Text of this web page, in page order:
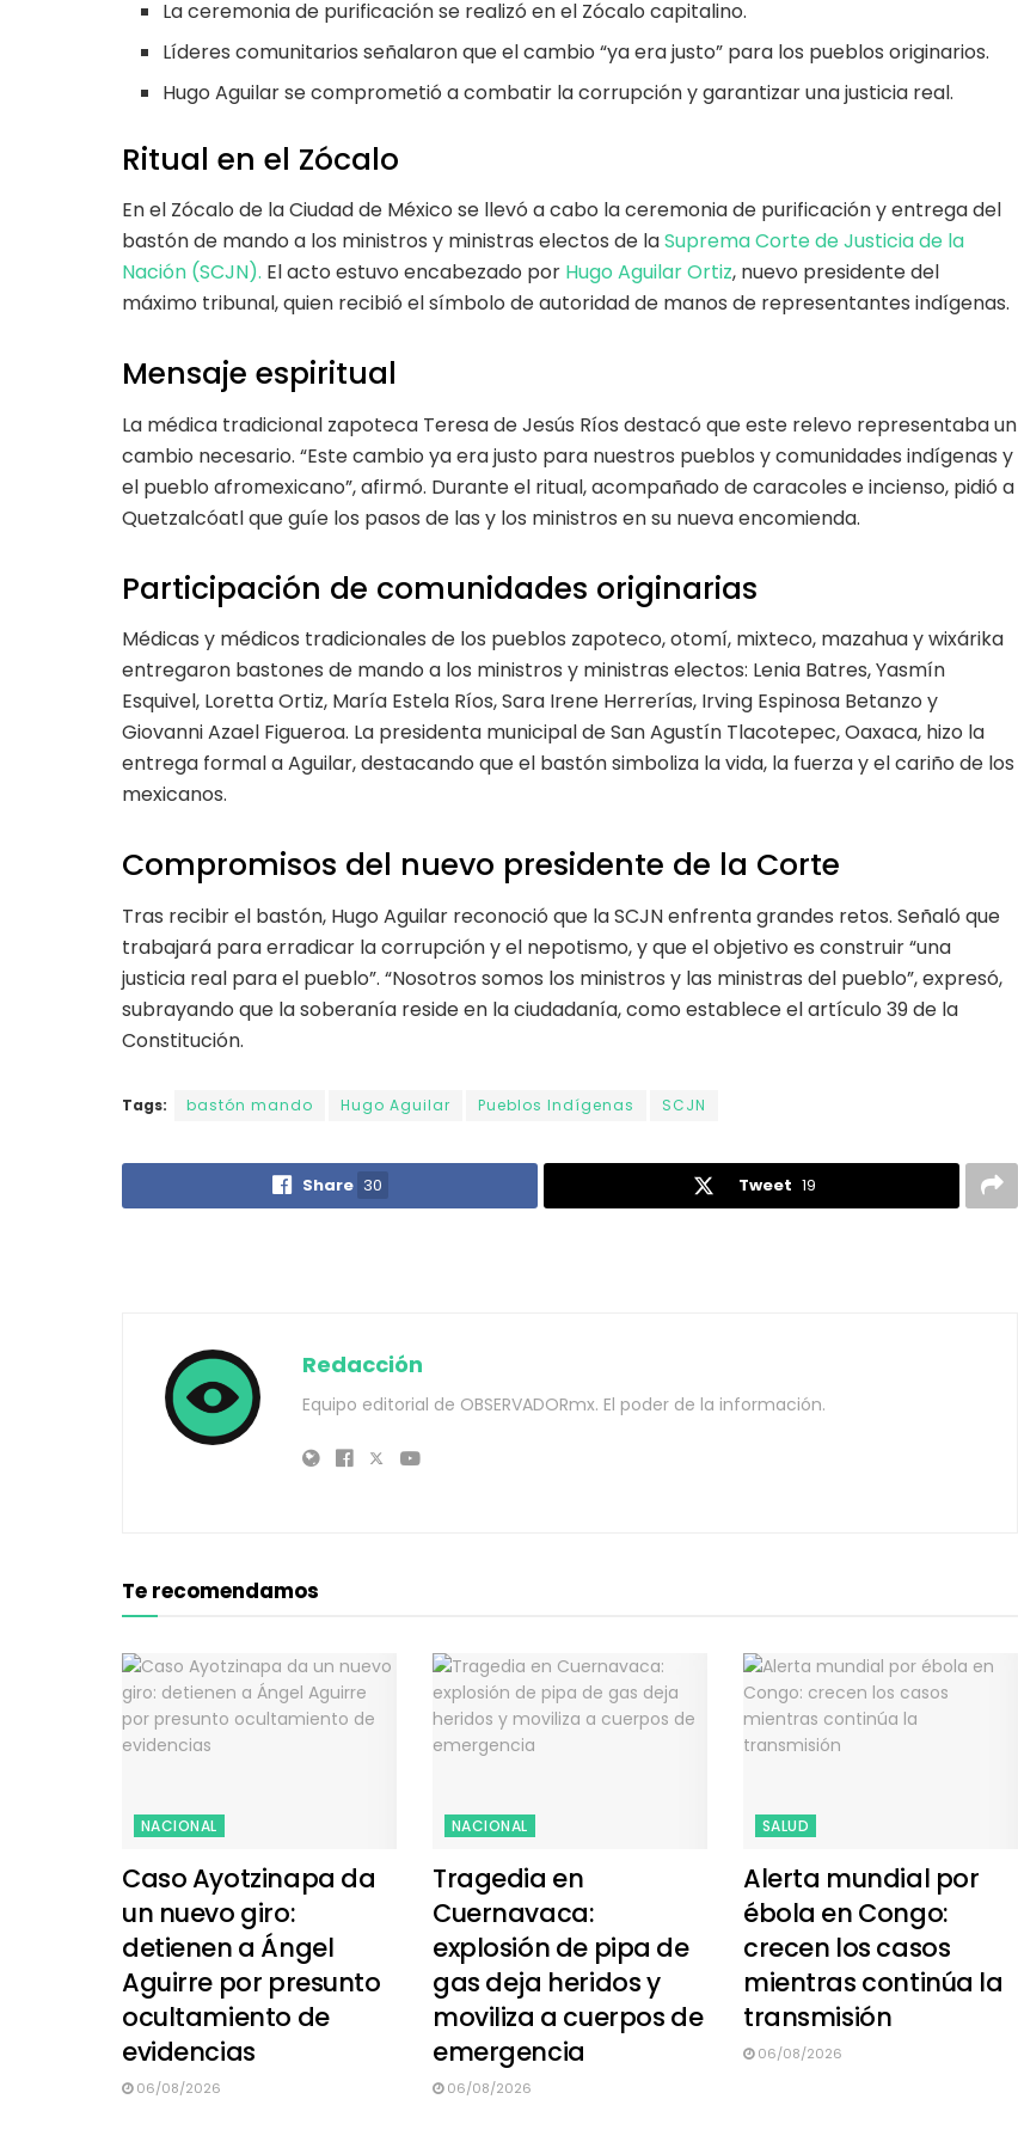
La ceremonia de purificación se realizó en el Zócalo capitalino.
Líderes comunitarios señalaron que el cambio “ya era justo” para los pueblos originarios.
Hugo Aguilar se comprometió a combatir la corrupción y garantizar una justicia real.
Ritual en el Zócalo
En el Zócalo de la Ciudad de México se llevó a cabo la ceremonia de purificación y entrega del
bastón de mando a los ministros y ministras electos de laSuprema Corte de Justicia de la
Nación (SCJN). El acto estuvo encabezado por Hugo Aguilar Ortiz, nuevo presidente del
máximo tribunal, quien recibió el símbolo de autoridad de manos de representantes indígenas.
Mensaje espiritual
La médica tradicional zapoteca Teresa de Jesús Ríos destacó que este relevo representaba un
cambio necesario. “Este cambio ya era justo para nuestros pueblos y comunidades indígenas y
el pueblo afromexicano”, afirmó. Durante el ritual, acompañado de caracoles e incienso, pidió a
Quetzalcóatl que guíe los pasos de las y los ministros en su nueva encomienda.
Participación de comunidades originarias
Médicas y médicos tradicionales de los pueblos zapoteco, otomí, mixteco, mazahua y wixárika
entregaron bastones de mando a los ministros y ministras electos: Lenia Batres, Yasmín
Esquivel, Loretta Ortiz, María Estela Ríos, Sara Irene Herrerías, Irving Espinosa Betanzo y
Giovanni Azael Figueroa. La presidenta municipal de San Agustín Tlacotepec, Oaxaca, hizo la
entrega formal a Aguilar, destacando que el bastón simboliza la vida, la fuerza y el cariño de los
mexicanos.
Compromisos del nuevo presidente de la Corte
Tras recibir el bastón, Hugo Aguilar reconoció que la SCJN enfrenta grandes retos. Señaló que
trabajará para erradicar la corrupción y el nepotismo, y que el objetivo es construir “una
justicia real para el pueblo”. “Nosotros somos los ministros y las ministras del pueblo”, expresó,
subrayando que la soberanía reside en la ciudadanía, como establece el artículo 39 de la
Constitución.
Tags: bastón mando Hugo Aguilar Pueblos Indígenas SCJN
Share 30 Tweet 19
Redacción
Equipo editorial de OBSERVADORmx. El poder de la información.
Te recomendamos
NACIONAL
Caso Ayotzinapa da
un nuevo giro:
detienen a Ángel
Aguirre por presunto
ocultamiento de
evidencias
06/08/2026
NACIONAL
Tragedia en
Cuernavaca:
explosión de pipa de
gas deja heridos y
moviliza a cuerpos de
emergencia
06/08/2026
SALUD
Alerta mundial por
ébola en Congo:
crecen los casos
mientras continúa la
transmisión
06/08/2026